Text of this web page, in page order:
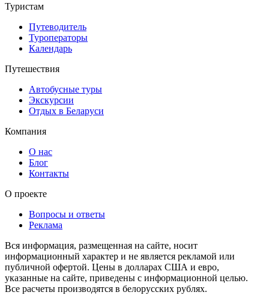
Туристам
Путеводитель
Туроператоры
Календарь
Путешествия
Автобусные туры
Экскурсии
Отдых в Беларуси
Компания
О нас
Блог
Контакты
О проекте
Вопросы и ответы
Реклама
Вся информация, размещенная на сайте, носит
информационный характер и не является рекламой или
публичной офертой. Цены в долларах США и евро,
указанные на сайте, приведены с информационной целью.
Все расчеты производятся в белорусских рублях.